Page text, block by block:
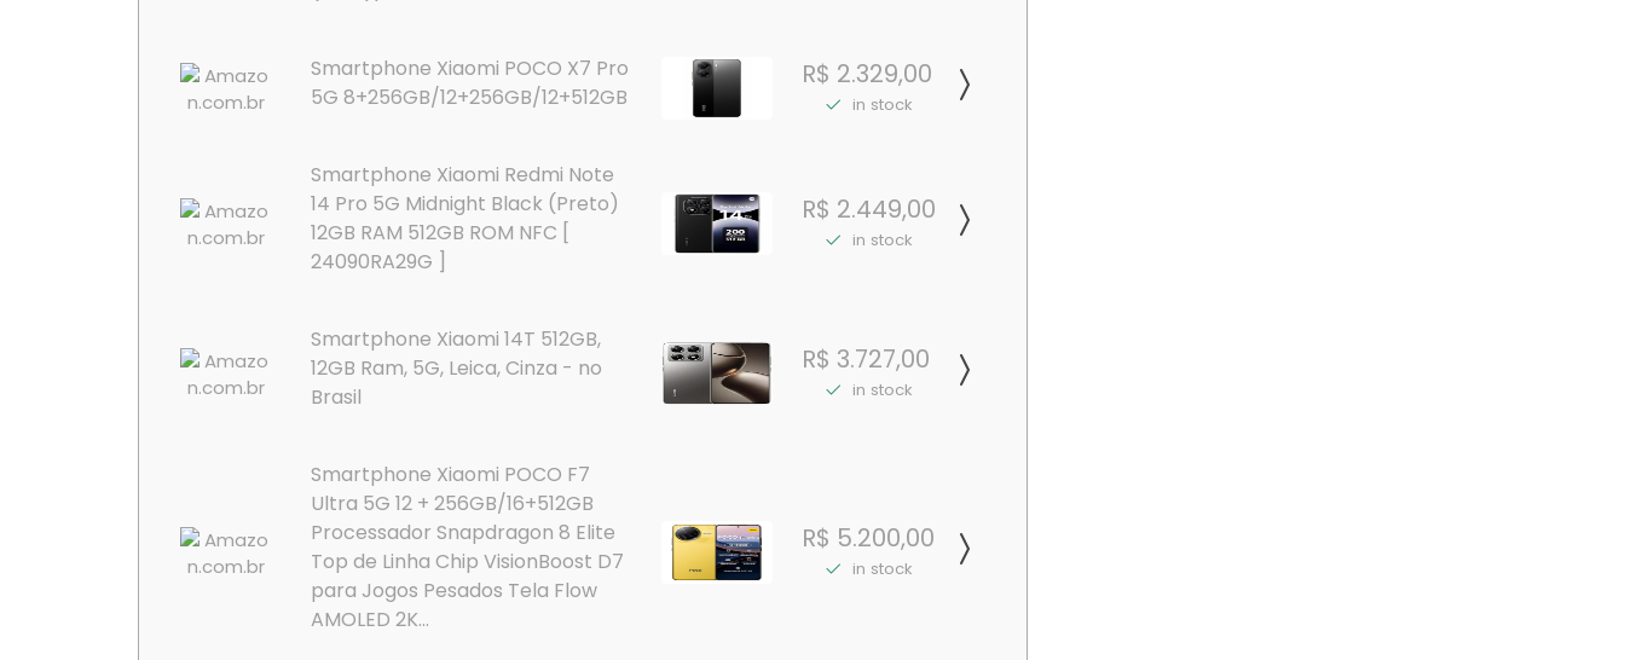
Smartphone Xiaomi POCO X7 Pro
5G 8+256GB/12+256GB/12+512GB
R$ 2.329,00
in stock
Smartphone Xiaomi Redmi Note
14 Pro 5G Midnight Black (Preto)
12GB RAM 512GB ROM NFC [
24090RA29G ]
R$ 2.449,00
in stock
Smartphone Xiaomi 14T 512GB,
12GB Ram, 5G, Leica, Cinza - no
Brasil
R$ 3.727,00
in stock
Smartphone Xiaomi POCO F7
Ultra 5G 12 + 256GB/16+512GB
Processador Snapdragon 8 Elite
Top de Linha Chip VisionBoost D7
para Jogos Pesados Tela Flow
AMOLED 2K...
R$ 5.200,00
in stock